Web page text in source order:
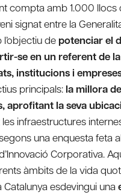
compta amb 1.000 llocs
signat entre la
l’objectiu de potenciar el
se en un referent de
institucions i
principals: la millora
aprofitant la seva
infraestructures
una enquesta feta
Corporativa.
àmbits de la vida
Catalunya esdevingui una